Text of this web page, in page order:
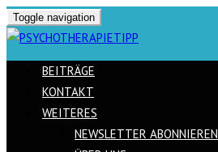
Toggle navigation
BEITRÄGE
KONTAKT
WEITERES
NEWSLETTER ABONNIEREN